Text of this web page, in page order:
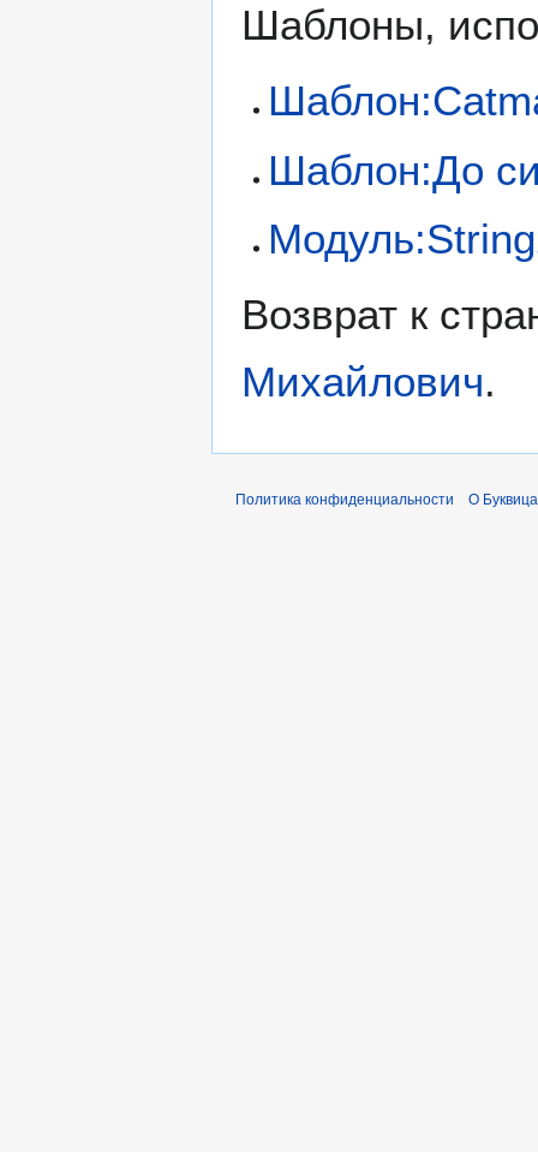
Шаблоны,
Шаблон:До
Возврат к
Михайлович.
Политика конфиденциальности О Буквица